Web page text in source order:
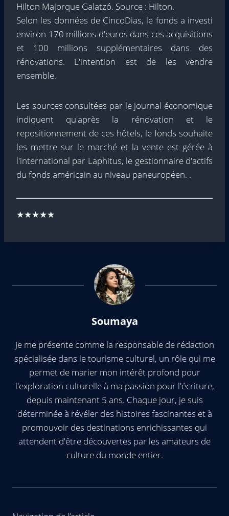
Hilton Majorque Galatzó. Source : Hilton.
Selon les données de CincoDias, le fonds a investi
environ 170 millions d'euros dans ces acquisitions
et 100 millions supplémentaires dans des
rénovations. L'intention est de les vendre
ensemble.
Les sources consultées par le journal économique
indiquent qu'après la rénovation et le
repositionnement de ces hôtels, le fonds souhaite
les mettre sur le marché et la vente est gérée à
l'international par Laphitus, le gestionnaire d'actifs
du fonds américain au niveau paneuropéen. .
★★★★★
Soumaya
Je me présente comme la responsable de rédaction
spécialisée dans le tourisme culturel, un rôle qui me
permet de marier mon intérêt profond pour
l'exploration culturelle à ma passion pour l'écriture,
depuis maintenant 5 ans. Chaque jour, je suis
déterminée à révéler des histoires fascinantes et à
promouvoir des destinations enrichissantes qui
attendent d'être découvertes par les amateurs de
culture du monde entier.